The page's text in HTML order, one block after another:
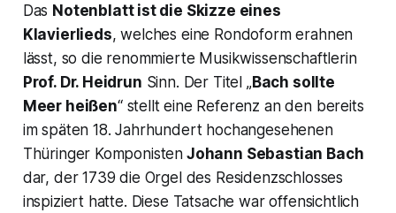
Das Notenblatt ist die Skizze eines
Klavierlieds, welches eine Rondoform erahnen
lässt, so die renommierte Musikwissenschaftlerin
Prof. Dr. Heidrun Sinn. Der Titel „Bach sollte
Meer heißen“ stellt eine Referenz an den bereits
im späten 18. Jahrhundert hochangesehenen
Thüringer Komponisten Johann Sebastian Bach
dar, der 1739 die Orgel des Residenzschlosses
inspiziert hatte. Diese Tatsache war offensichtlich